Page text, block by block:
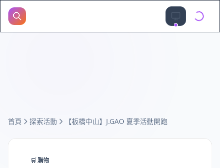
首頁 探索活動 【板橋中山】J.GAO 夏季活動開跑
🛒購物